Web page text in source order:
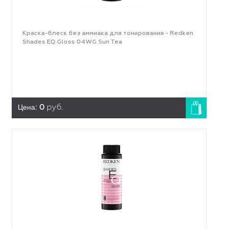
Краска-блеск без аммиака для тонирования - Redken
Shades EQ Gloss 04WG Sun Tea
Цена: 0 руб.